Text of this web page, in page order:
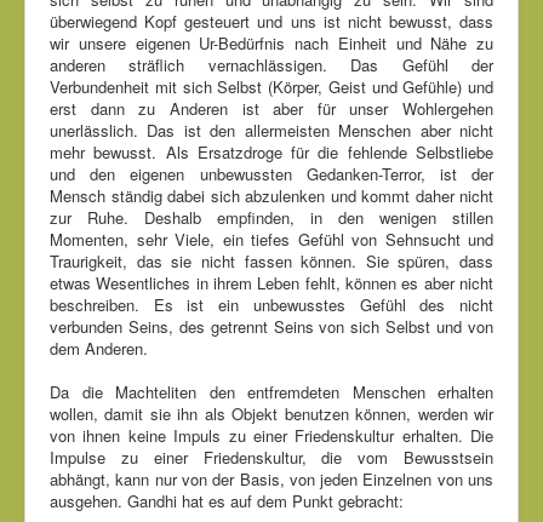
überwiegend Kopf gesteuert und uns ist nicht bewusst, dass
wir unsere eigenen Ur-Bedürfnis nach Einheit und Nähe zu
anderen sträflich vernachlässigen. Das Gefühl der
Verbundenheit mit sich Selbst (Körper, Geist und Gefühle) und
erst dann zu Anderen ist aber für unser Wohlergehen
unerlässlich. Das ist den allermeisten Menschen aber nicht
mehr bewusst. Als Ersatzdroge für die fehlende Selbstliebe
und den eigenen unbewussten Gedanken-Terror, ist der
Mensch ständig dabei sich abzulenken und kommt daher nicht
zur Ruhe. Deshalb empfinden, in den wenigen stillen
Momenten, sehr Viele, ein tiefes Gefühl von Sehnsucht und
Traurigkeit, das sie nicht fassen können. Sie spüren, dass
etwas Wesentliches in ihrem Leben fehlt, können es aber nicht
beschreiben. Es ist ein unbewusstes Gefühl des nicht
verbunden Seins, des getrennt Seins von sich Selbst und von
dem Anderen.
Da die Machteliten den entfremdeten Menschen erhalten
wollen, damit sie ihn als Objekt benutzen können, werden wir
von ihnen keine Impuls zu einer Friedenskultur erhalten. Die
Impulse zu einer Friedenskultur, die vom Bewusstsein
abhängt, kann nur von der Basis, von jeden Einzelnen von uns
ausgehen. Gandhi hat es auf dem Punkt gebracht: